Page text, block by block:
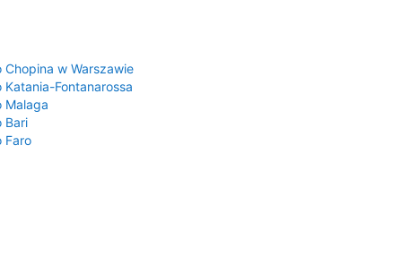
Chopina w Warszawie
Katania-Fontanarossa
Malaga
Bari
Faro